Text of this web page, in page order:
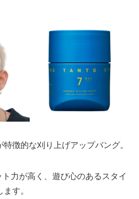
徴的な刈り上げアップバング。
力が高く、遊び心のあるスタイ
す。